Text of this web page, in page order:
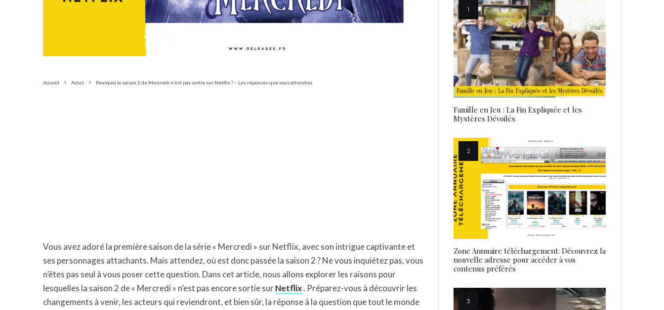
Accueil Actus Pourquoi la saison 2 de Mercredi n’est pas sortie sur Netflix ? – Les réponses que vous attendiez
Vous avez adoré la première saison de la série « Mercredi » sur Netflix, avec son intrigue captivante et
ses personnages attachants. Mais attendez, où est donc passée la saison 2 ? Ne vous inquiétez pas, vous
n’êtes pas seul à vous poser cette question. Dans cet article, nous allons explorer les raisons pour
lesquelles la saison 2 de « Mercredi » n’est pas encore sortie surNetflix. Préparez-vous à découvrir les
changements à venir, les acteurs qui reviendront, et bien sûr, la réponse à la question que tout le monde
Famille en Jeu : La Fin Expliquée et les
Mystères Dévoilés
Zone Annuaire téléchargement: Découvrez la
nouvelle adresse pour accéder à vos
contenus préférés